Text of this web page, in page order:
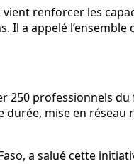
renforcer les
a appelé l’ensemble
250 professionnels
durée, mise en
a salué cette